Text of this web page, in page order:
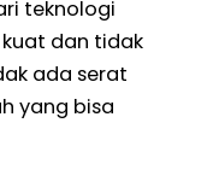
teknologi
dan tidak
ada serat
yang bisa